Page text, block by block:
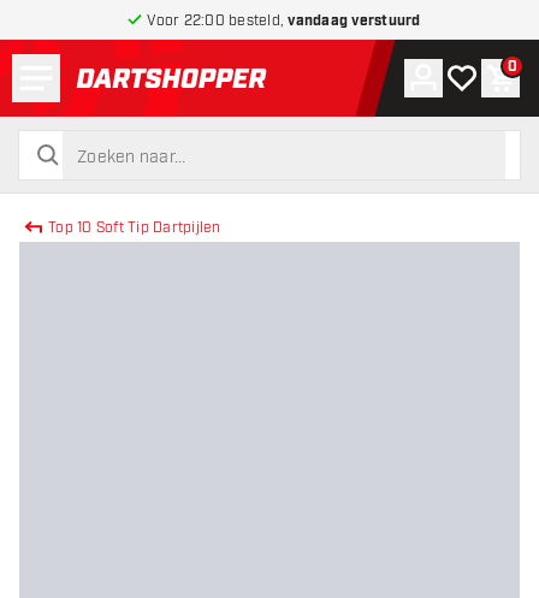
Voor 22:00 besteld,vandaag verstuurd
terug naar home pagina
zoeken
zoeken
Account
Mijn 0
Top 10 Soft Tip Dartpijlen